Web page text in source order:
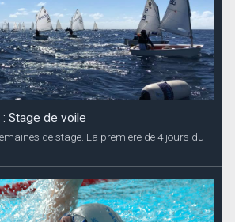
Stage de voile
de stage. La premiere de 4 jours du